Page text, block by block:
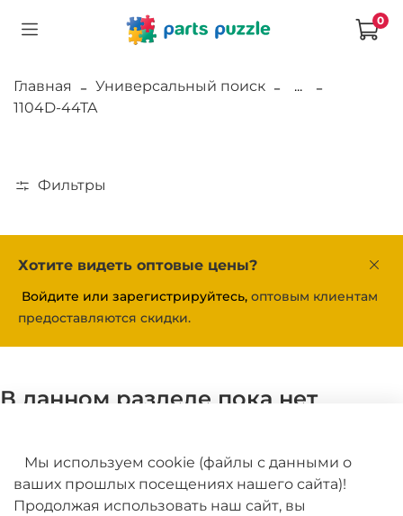
0
Главная Универсальный поиск
...
1104D-44TA
Фильтры
Хотите видеть оптовые цены?
Войдите или зарегистрируйтесь, оптовым клиентам
предоставляются скидки.
В данном разделе пока нет
Мы используем cookie (файлы с данными о
ваших прошлых посещениях нашего сайта)!
Продолжая использовать наш сайт, вы